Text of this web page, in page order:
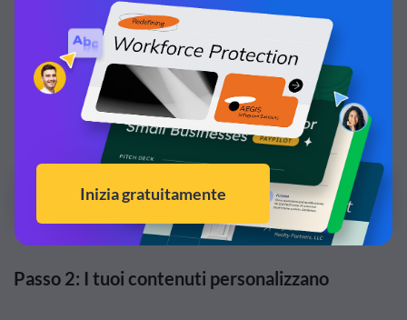
Personalizza questi modelli di infografica
utilizzando un editor drag-and-drop!
Modifica e Scarica
Passo 2: I tuoi contenuti personalizzano